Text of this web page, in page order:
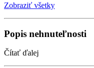
Zobraziť všetky
Popis nehnuteľnosti
Čítať ďalej